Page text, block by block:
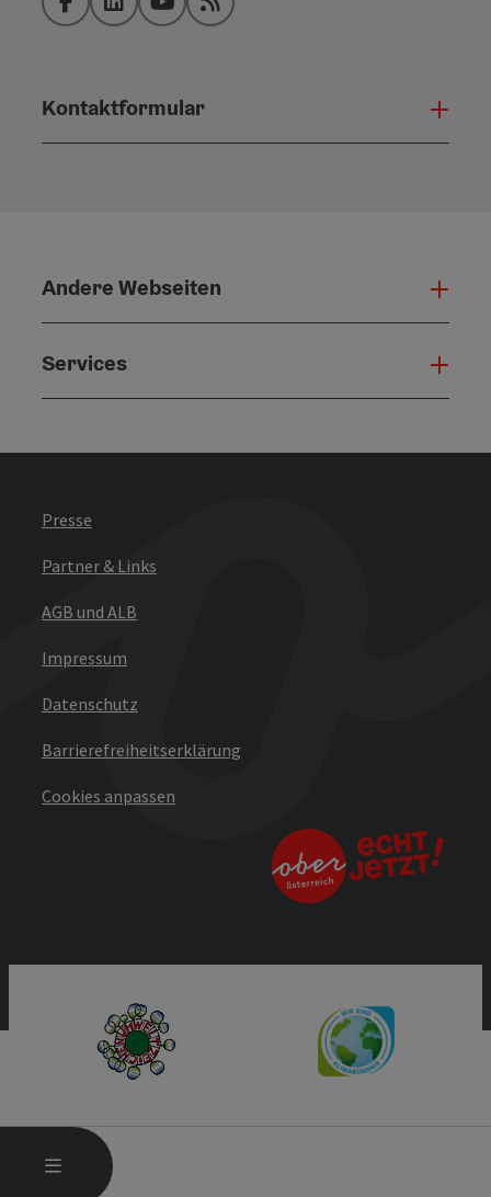
MENÜ
FacebookLinkedInYouTubeRSS-Feed
Kontaktformular
Andere Webseiten
Services
Presse
Partner & Links
AGB und ALB
Impressum
Datenschutz
Barrierefreiheitserklärung
Cookies anpassen